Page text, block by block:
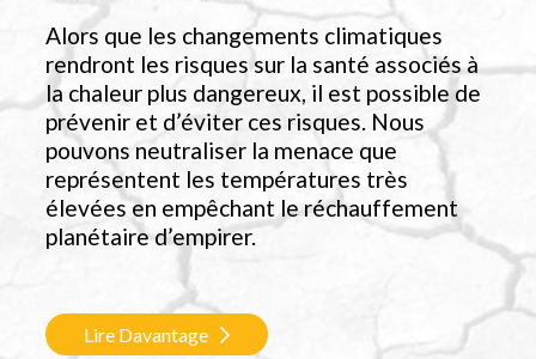
Alors que les changements climatiques
rendront les risques sur la santé associés à
la chaleur plus dangereux, il est possible de
prévenir et d’éviter ces risques. Nous
pouvons neutraliser la menace que
représentent les températures très
élevées en empêchant le réchauffement
planétaire d’empirer.
Lire Davantage